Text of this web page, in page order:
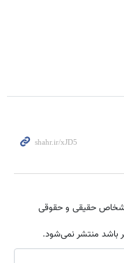
اشخاص حقیقی و حقوقی
باشد منتشر نمی‌شود.